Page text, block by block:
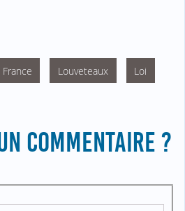
Louveteaux Loi
COMMENTAIRE ?